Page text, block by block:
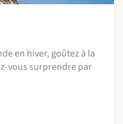
en hiver, goûtez à la
vous surprendre par